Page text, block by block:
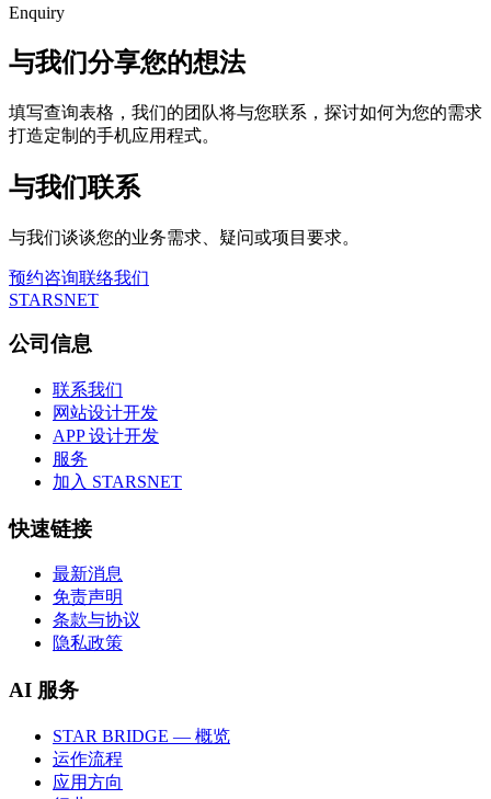
Enquiry
与我们分享您的想法
填写查询表格，我们的团队将与您联系，探讨如何为您的需求
打造定制的手机应用程式。
与我们联系
与我们谈谈您的业务需求、疑问或项目要求。
预约咨询联络我们
STARSNET
公司信息
联系我们
网站设计开发
APP 设计开发
服务
加入 STARSNET
快速链接
最新消息
免责声明
条款与协议
隐私政策
AI 服务
STAR BRIDGE — 概览
运作流程
应用方向